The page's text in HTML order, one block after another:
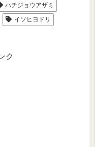
ハチジョウアザミ
イソヒヨドリ
ク